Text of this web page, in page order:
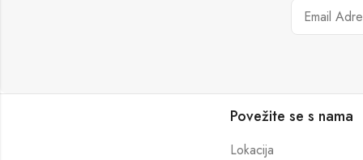
Povežite se s nama
Lokacija